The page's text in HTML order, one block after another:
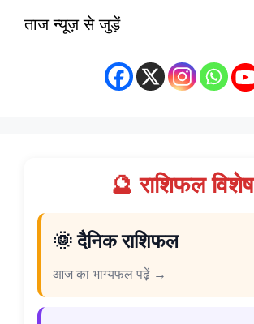
ताज न्यूज़ से जुड़ें
🔮 राशिफल विशेष
🌞 दैनिक राशिफल
आज का भाग्यफल पढ़ें →